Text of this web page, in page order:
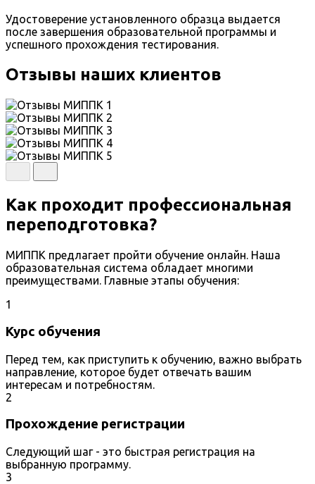
Удостоверение установленного образца выдается
после завершения образовательной программы и
успешного прохождения тестирования.
Отзывы наших клиентов
Как проходит профессиональная
переподготовка?
МИППК предлагает пройти обучение онлайн. Наша
образовательная система обладает многими
преимуществами. Главные этапы обучения:
1
Курс обучения
Перед тем, как приступить к обучению, важно выбрать
направление, которое будет отвечать вашим
интересам и потребностям.
2
Прохождение регистрации
Следующий шаг - это быстрая регистрация на
выбранную программу.
3